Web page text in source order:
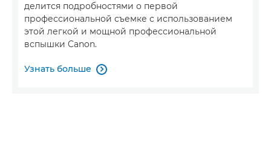
делится подробностями о первой
профессиональной съемке с использованием
этой легкой и мощной профессиональной
вспышки Canon.
Узнать больше 